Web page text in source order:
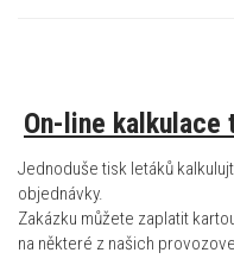
On-line kalkulace
Jednoduše tisk letáků
objednávky.
Zakázku můžete zaplatit
na některé z našich